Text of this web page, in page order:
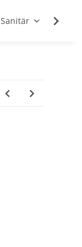
Sanitär